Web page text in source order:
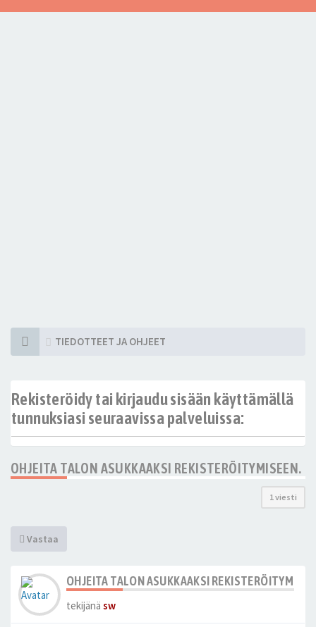
TIEDOTTEET JA OHJEET
Rekisteröidy tai kirjaudu sisään käyttämällä
tunnuksiasi seuraavissa palveluissa:
OHJEITA TALON ASUKKAAKSI REKISTERÖITYMISEEN.
1 viesti
Vastaa
OHJEITA TALON ASUKKAAKSI
tekijänä sw